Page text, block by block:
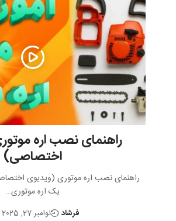
راهنمای نصب اره
اختصاصی)
راهنمای نصب اره موتوری (ویدیوی
یک اره موتوری…
فرشاد نوامبر 27, 2025